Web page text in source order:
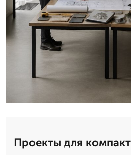
Проекты для